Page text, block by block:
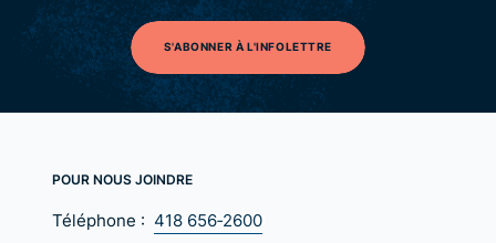
S'ABONNER À L'INFOLETTRE
POUR NOUS JOINDRE
Téléphone : 418 656‑2600